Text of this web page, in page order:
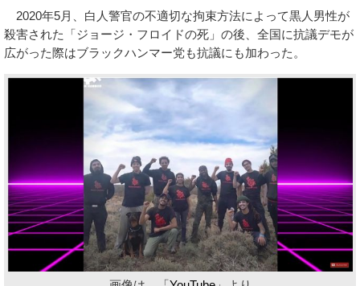
2020年5月、白人警官の不適切な拘束方法によって黒人男性が
殺害された「ジョージ・フロイドの死」の後、全国に抗議デモが
広がった際はブラックハンマー党も抗議にも加わった。